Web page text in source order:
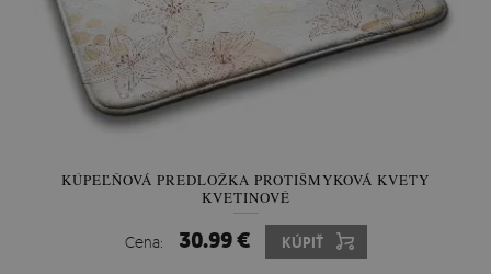
KÚPEĽŇOVÁ PREDLOŽKA PROTIŠMYKOVÁ KVETY
KVETINOVÉ
Cena: 30.99 € KÚPIŤ